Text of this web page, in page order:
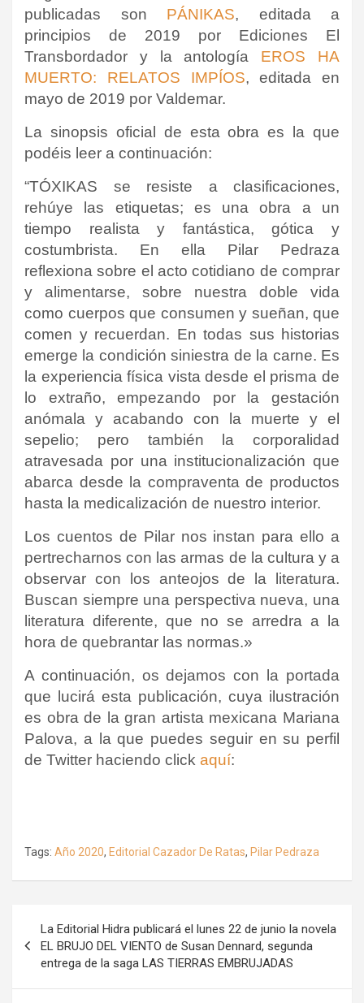
publicadas son PÁNIKAS, editada a
principios de 2019 por Ediciones El
Transbordador y la antología EROS HA
MUERTO: RELATOS IMPÍOS, editada en
mayo de 2019 por Valdemar.
La sinopsis oficial de esta obra es la que
podéis leer a continuación:
“TÓXIKAS se resiste a clasificaciones,
rehúye las etiquetas; es una obra a un
tiempo realista y fantástica, gótica y
costumbrista. En ella Pilar Pedraza
reflexiona sobre el acto cotidiano de comprar
y alimentarse, sobre nuestra doble vida
como cuerpos que consumen y sueñan, que
comen y recuerdan. En todas sus historias
emerge la condición siniestra de la carne. Es
la experiencia física vista desde el prisma de
lo extraño, empezando por la gestación
anómala y acabando con la muerte y el
sepelio; pero también la corporalidad
atravesada por una institucionalización que
abarca desde la compraventa de productos
hasta la medicalización de nuestro interior.
Los cuentos de Pilar nos instan para ello a
pertrecharnos con las armas de la cultura y a
observar con los anteojos de la literatura.
Buscan siempre una perspectiva nueva, una
literatura diferente, que no se arredra a la
hora de quebrantar las normas.»
A continuación, os dejamos con la portada
que lucirá esta publicación, cuya ilustración
es obra de la gran artista mexicana Mariana
Palova, a la que puedes seguir en su perfil
de Twitter haciendo click aquí:
Tags: Año 2020, Editorial Cazador De Ratas, Pilar Pedraza
de
entradas
La Editorial Hidra publicará el lunes 22 de junio la novela
EL BRUJO DEL VIENTO de Susan Dennard, segunda
entrega de la saga LAS TIERRAS EMBRUJADAS